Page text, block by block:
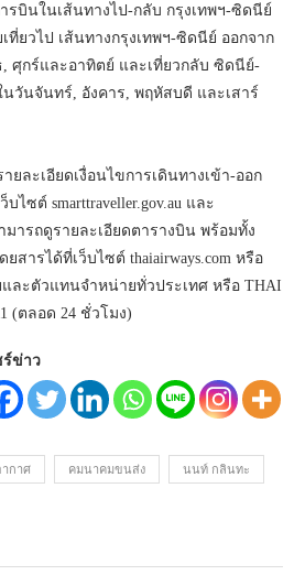
รบินในเส้นทางไป-กลับ กรุงเทพฯ-ซิดนีย์
ที่ยวไป เส้นทางกรุงเทพฯ-ซิดนีย์ ออกจาก
ศุกร์และอาทิตย์ และเที่ยวกลับ ซิดนีย์-
นวันจันทร์, อังคาร, พฤหัสบดี และเสาร์
ยละเอียดเงื่อนไขการเดินทางเข้า-ออก
ไซต์ smarttraveller.gov.au และ
ามารถดูรายละเอียดตารางบิน พร้อมทั้ง
สารได้ที่เว็บไซต์ thaiairways.com หรือ
ละตัวแทนจำหน่ายทั่วประเทศ หรือ THAI
(ตลอด 24 ชั่วโมง)
ข่าว
กาศ คมนาคมขนส่ง นนท์ กลินทะ